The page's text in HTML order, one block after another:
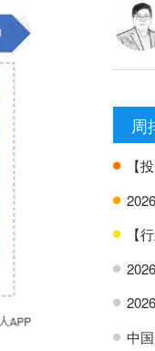
周
H 【
H
H 【
H 2026
H 2026
H 中国